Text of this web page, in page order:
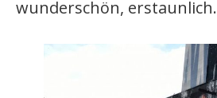
wunderschön, erstaunlich.